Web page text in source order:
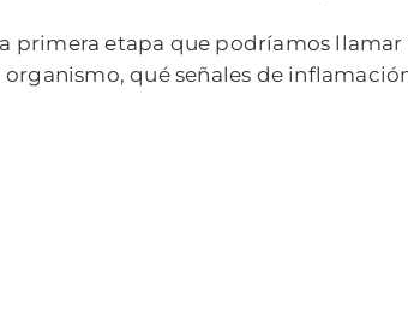
primera etapa que podríamos llamar
qué señales de